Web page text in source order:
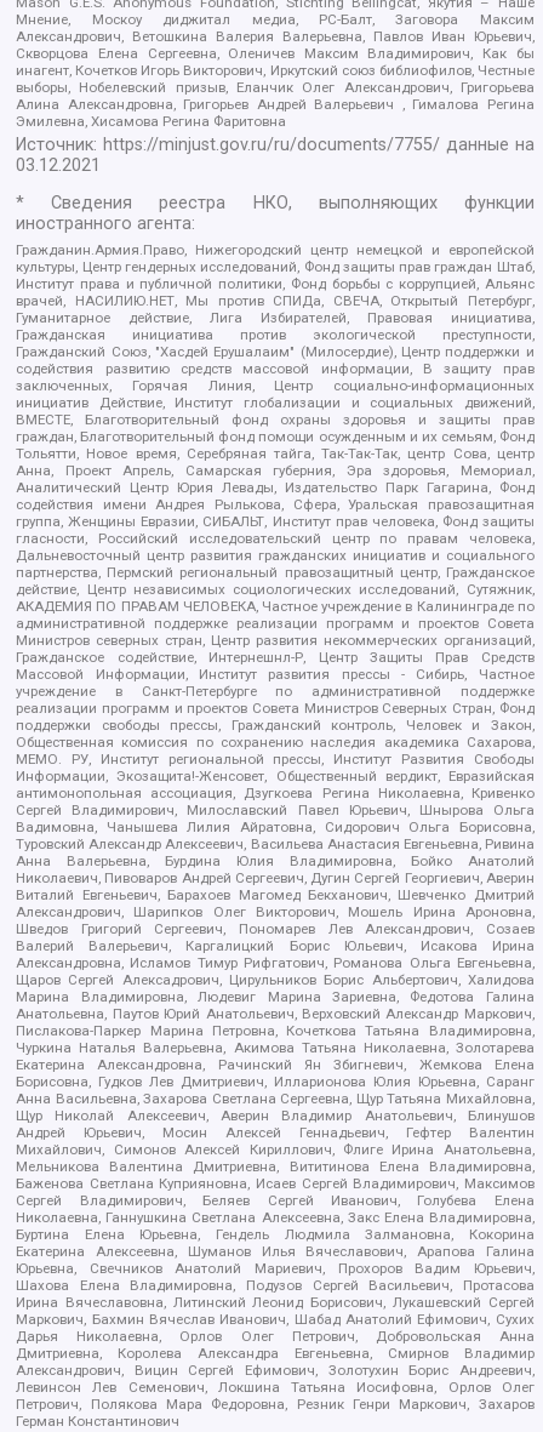
Мнение, Москоу диджитал медиа, РС-Балт, Заговора Максим
Александрович, Ветошкина Валерия Валерьевна, Павлов Иван Юрьевич,
Скворцова Елена Сергеевна, Оленичев Максим Владимирович, Как бы
инагент, Кочетков Игорь Викторович, Иркутский союз библиофилов, Честные
выборы, Нобелевский призыв, Еланчик Олег Александрович, Григорьева
Алина Александровна, Григорьев Андрей Валерьевич , Гималова Регина
Эмилевна, Хисамова Регина Фаритовна
Источник: https://minjust.gov.ru/ru/documents/7755/ данные на
03.12.2021
* Сведения реестра НКО, выполняющих функции
иностранного агента:
Гражданин.Армия.Право, Нижегородский центр немецкой и европейской
культуры, Центр гендерных исследований, Фонд защиты прав граждан Штаб,
Институт права и публичной политики, Фонд борьбы с коррупцией, Альянс
врачей, НАСИЛИЮ.НЕТ, Мы против СПИДа, СВЕЧА, Открытый Петербург,
Гуманитарное действие, Лига Избирателей, Правовая инициатива,
Гражданская инициатива против экологической преступности,
Гражданский Союз, "Хасдей Ерушалаим" (Милосердие), Центр поддержки и
содействия развитию средств массовой информации, В защиту прав
заключенных, Горячая Линия, Центр социально-информационных
инициатив Действие, Институт глобализации и социальных движений,
ВМЕСТЕ, Благотворительный фонд охраны здоровья и защиты прав
граждан, Благотворительный фонд помощи осужденным и их семьям, Фонд
Тольятти, Новое время, Серебряная тайга, Так-Так-Так, центр Сова, центр
Анна, Проект Апрель, Самарская губерния, Эра здоровья, Мемориал,
Аналитический Центр Юрия Левады, Издательство Парк Гагарина, Фонд
содействия имени Андрея Рылькова, Сфера, Уральская правозащитная
группа, Женщины Евразии, СИБАЛЬТ, Институт прав человека, Фонд защиты
гласности, Российский исследовательский центр по правам человека,
Дальневосточный центр развития гражданских инициатив и социального
партнерства, Пермский региональный правозащитный центр, Гражданское
действие, Центр независимых социологических исследований, Сутяжник,
АКАДЕМИЯ ПО ПРАВАМ ЧЕЛОВЕКА, Частное учреждение в Калининграде по
административной поддержке реализации программ и проектов Совета
Министров северных стран, Центр развития некоммерческих организаций,
Гражданское содействие, Интернешнл-Р, Центр Защиты Прав Средств
Массовой Информации, Институт развития прессы - Сибирь, Частное
учреждение в Санкт-Петербурге по административной поддержке
реализации программ и проектов Совета Министров Северных Стран, Фонд
поддержки свободы прессы, Гражданский контроль, Человек и Закон,
Общественная комиссия по сохранению наследия академика Сахарова,
МЕМО. РУ, Институт региональной прессы, Институт Развития Свободы
Информации, Экозащита!-Женсовет, Общественный вердикт, Евразийская
антимонопольная ассоциация, Дзугкоева Регина Николаевна, Кривенко
Сергей Владимирович, Милославский Павел Юрьевич, Шнырова Ольга
Вадимовна, Чанышева Лилия Айратовна, Сидорович Ольга Борисовна,
Туровский Александр Алексеевич, Васильева Анастасия Евгеньевна, Ривина
Анна Валерьевна, Бурдина Юлия Владимировна, Бойко Анатолий
Николаевич, Пивоваров Андрей Сергеевич, Дугин Сергей Георгиевич, Аверин
Виталий Евгеньевич, Барахоев Магомед Бекханович, Шевченко Дмитрий
Александрович, Шарипков Олег Викторович, Мошель Ирина Ароновна,
Шведов Григорий Сергеевич, Пономарев Лев Александрович, Созаев
Валерий Валерьевич, Каргалицкий Борис Юльевич, Исакова Ирина
Александровна, Исламов Тимур Рифгатович, Романова Ольга Евгеньевна,
Щаров Сергей Алексадрович, Цирульников Борис Альбертович, Халидова
Марина Владимировна, Людевиг Марина Зариевна, Федотова Галина
Анатольевна, Паутов Юрий Анатольевич, Верховский Александр Маркович,
Пислакова-Паркер Марина Петровна, Кочеткова Татьяна Владимировна,
Чуркина Наталья Валерьевна, Акимова Татьяна Николаевна, Золотарева
Екатерина Александровна, Рачинский Ян Збигневич, Жемкова Елена
Борисовна, Гудков Лев Дмитриевич, Илларионова Юлия Юрьевна, Саранг
Анна Васильевна, Захарова Светлана Сергеевна, Щур Татьяна Михайловна,
Щур Николай Алексеевич, Аверин Владимир Анатольевич, Блинушов
Андрей Юрьевич, Мосин Алексей Геннадьевич, Гефтер Валентин
Михайлович, Симонов Алексей Кириллович, Флиге Ирина Анатольевна,
Мельникова Валентина Дмитриевна, Вититинова Елена Владимировна,
Баженова Светлана Куприяновна, Исаев Сергей Владимирович, Максимов
Сергей Владимирович, Беляев Сергей Иванович, Голубева Елена
Николаевна, Ганнушкина Светлана Алексеевна, Закс Елена Владимировна,
Буртина Елена Юрьевна, Гендель Людмила Залмановна, Кокорина
Екатерина Алексеевна, Шуманов Илья Вячеславович, Арапова Галина
Юрьевна, Свечников Анатолий Мариевич, Прохоров Вадим Юрьевич,
Шахова Елена Владимировна, Подузов Сергей Васильевич, Протасова
Ирина Вячеславовна, Литинский Леонид Борисович, Лукашевский Сергей
Маркович, Бахмин Вячеслав Иванович, Шабад Анатолий Ефимович, Сухих
Дарья Николаевна, Орлов Олег Петрович, Добровольская Анна
Дмитриевна, Королева Александра Евгеньевна, Смирнов Владимир
Александрович, Вицин Сергей Ефимович, Золотухин Борис Андреевич,
Левинсон Лев Семенович, Локшина Татьяна Иосифовна, Орлов Олег
Петрович, Полякова Мара Федоровна, Резник Генри Маркович, Захаров
Герман Константинович